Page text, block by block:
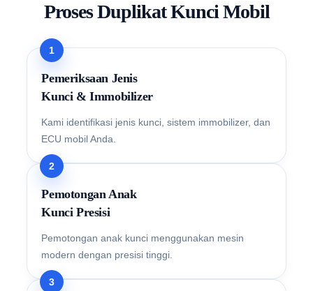
Proses Duplikat Kunci Mobil
1
Pemeriksaan Jenis
Kunci & Immobilizer
Kami identifikasi jenis kunci, sistem immobilizer, dan
ECU mobil Anda.
2
Pemotongan Anak
Kunci Presisi
Pemotongan anak kunci menggunakan mesin
modern dengan presisi tinggi.
3